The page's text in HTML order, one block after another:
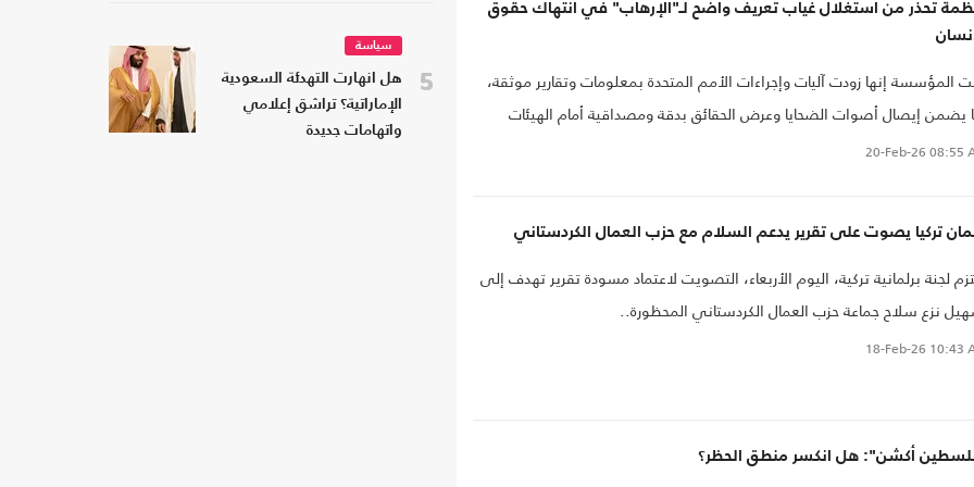
تحذر من استغلال غياب تعريف واضح لـ"الإرهاب" في انتهاك حقوق
المؤسسة إنها زودت آليات وإجراءات الأمم المتحدة بمعلومات وتقارير موثقة،
يضمن إيصال أصوات الضحايا وعرض الحقائق بدقة ومصداقية أمام الهيئات
20-Feb-26 08:55
تركيا يصوت على تقرير يدعم السلام مع حزب العمال الكردستاني
لجنة برلمانية تركية، اليوم الأربعاء، التصويت لاعتماد مسودة تقرير تهدف إلى
نزع سلاح جماعة حزب العمال الكردستاني المحظورة..
18-Feb-26 10:43
أكشن": هل انكسر منطق الحظر؟
5
سياسة
هل انهارت التهدئة السعودية
الإماراتية؟ تراشق إعلامي
واتهامات جديدة